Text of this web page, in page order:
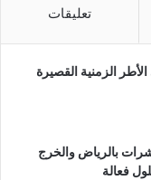
تعليقات
الزمنية القصيرة
بالرياض والخرج